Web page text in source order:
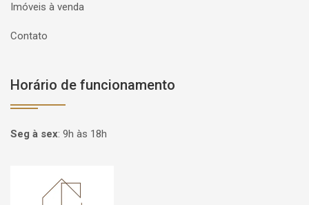
Imóveis à venda
Contato
Horário de funcionamento
Seg à sex: 9h às 18h
Página inicial